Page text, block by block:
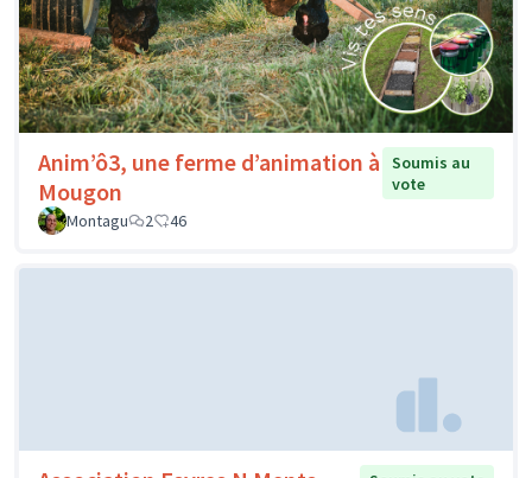
Anim’ô3, une ferme d’animation à
Mougon
Soumis au
vote
Montagu
2 46